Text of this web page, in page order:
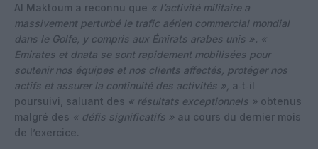
Al Maktoum a reconnu que « l’activité militaire a
massivement perturbé le trafic aérien commercial mondial
dans le Golfe, y compris aux Émirats arabes unis ». «
Emirates et dnata se sont rapidement mobilisées pour
soutenir nos équipes et nos clients affectés, protéger nos
actifs et assurer la continuité des activités », a‑t‑il
poursuivi, saluant des « résultats exceptionnels » obtenus
malgré des « défis significatifs » au cours du dernier mois
de l’exercice.